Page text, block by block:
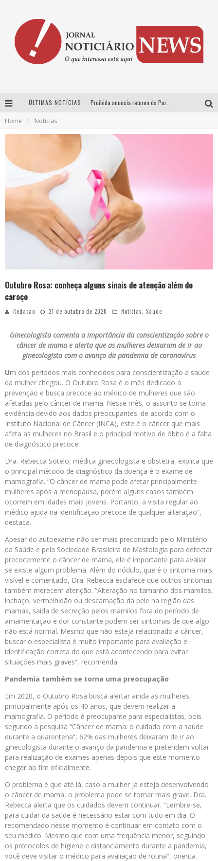
ÚLTIMAS NOTÍCIAS Proibida anuncia retorno da Puro Malte Extra e consolida trajetória de democratização cervejeira no Brasil
Home Notícias
Outubro Rosa: conheça alguns sinais de atenção além do
caroço
Redacao 21 de outubro de 2020 Notícias Saúde
Ginecologista comenta a importância da conscientização sobre o
câncer de mama e alerta que as mulheres deixaram de ir ao
ginecologista com o avanço da pandemia de coronavírus
Um dos períodos mais conhecidos para conscientização a saúde
da mulher chegou. O Outubro Rosa é o mês dedicado a
prevenção e busca precoce ao médico de mulheres que são
afetadas pelo câncer de mama. Nesse mês, o assunto se torna
evidência devido aos dados preocupantes: de acordo com o
Instituto Nacional de Câncer (INCA), este é o câncer que mais
afeta as mulheres no Brasil e o principal motivo de óbito é a falta
de diagnóstico precoce.
Dra. Rebecca Sotelo, médica ginecologista e obstetra, explica que
o principal método de diagnóstico da doença é o exame de
mamografia. “O câncer de mama pode afetar principalmente
mulheres após a menopausa, porém alguns casos também
ocorrem em idades mais jovens. Portanto, a visita regular ao
médico ajuda na identificação precoce de qualquer alteração”,
destaca.
Apesar do autoexame não ser mais preconizado pelo Ministério
da Saúde e pela Sociedade Brasileira de Mastologia para detectar
precocemente o câncer de mama, ele é importante para avaliar
se existe algum problema. Além do nódulo, que é o sintoma mais
visível e comentado, Dra. Rebecca esclarece que outros sintomas
também merecem atenção. “Alteração no tamanho dos mamilos,
inchaço, vermelhidão ou descamação da pele na região das
mamas, saída de secreção pelos mamilos fora do período de
amamentação e dor constante podem ser sintomas de que algo
não está normal. Mesmo que não esteja relacionado a câncer,
buscar o especialista é muito importante para avaliação e
identificação correta do que está acontecendo para evitar
situações mais graves”, recomenda.
Pandemia também se torna uma preocupação
Em 2020, o Outubro Rosa busca alertar ainda as mulheres,
principalmente após os 40 anos, que devem realizar a
mamografia. O período é preocupante para especialistas, pois
segundo a pesquisa “Câncer de mama: o cuidado com a saúde
durante a quarentena”, 62% das mulheres deixaram de ir ao
ginecologista durante o avanço da pandemia e pretendem voltar
para realização de exames apenas depois que este momento
chegar ao fim oficialmente.
O problema é que até lá, caso a mulher já esteja desenvolvendo
o câncer de mama, o problema pode se tornar mais grave. Dra.
Rebecca alerta que os cuidados devem continuar. “Lembre-se,
para cuidar da saúde é necessário estar com tudo em dia. O
recomendado nesse momento é continuar em contato com o
seu médico. Mesmo que com uma frequência menor, seguindo
os protocolos de higiene e distanciamento durante a pandemia,
você deve visitar o médico para avaliação de rotina”, orienta.